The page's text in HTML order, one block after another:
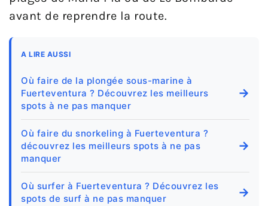
avant de reprendre la route.
A LIRE AUSSI
Où faire de la plongée sous-marine à
Fuerteventura ? Découvrez les meilleurs
spots à ne pas manquer
→
Où faire du snorkeling à Fuerteventura ?
découvrez les meilleurs spots à ne pas
manquer
→
Où surfer à Fuerteventura ? Découvrez les
spots de surf à ne pas manquer
→